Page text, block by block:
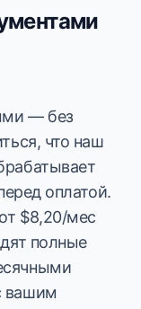
— без
что наш
оплатой.
$8,20/мес
полные
вашим